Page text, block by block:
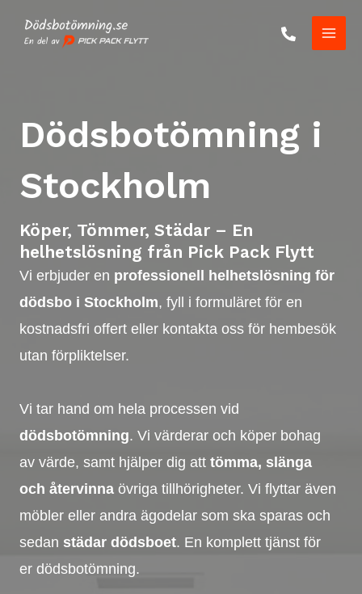
Main
Dödsbotömning i
Stockholm
Köper, Tömmer, Städar – En
helhetslösning från Pick Pack Flytt
Vi erbjuder en professionell helhetslösning för
dödsbo i Stockholm, fyll i formuläret för en
kostnadsfri offert eller kontakta oss för hembesök
utan förpliktelser.
Vi tar hand om hela processen vid
dödsbotömning. Vi värderar och köper bohag
av värde, samt hjälper dig att tömma, slänga
och återvinna övriga tillhörigheter. Vi flyttar även
möbler eller andra ägodelar som ska sparas och
sedan städar dödsboet. En komplett tjänst för
er dödsbotömning.